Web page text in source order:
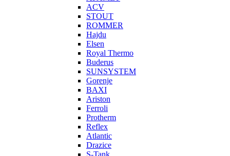
ACV
STOUT
ROMMER
Hajdu
Elsen
Royal Thermo
Buderus
SUNSYSTEM
Gorenje
BAXI
Ariston
Ferroli
Protherm
Reflex
Atlantic
Drazice
S-Tank